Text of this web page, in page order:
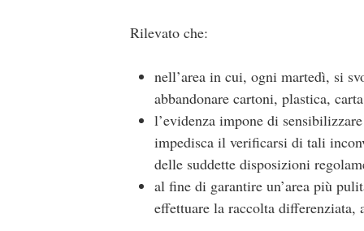
Rilevato che:
nell’area in cui, ogni martedì, si
abbandonare cartoni, plastica,
l’evidenza impone di
impedisca il verificarsi di tali
delle suddette disposizioni
al fine di garantire un’area più
effettuare la raccolta differenziata,